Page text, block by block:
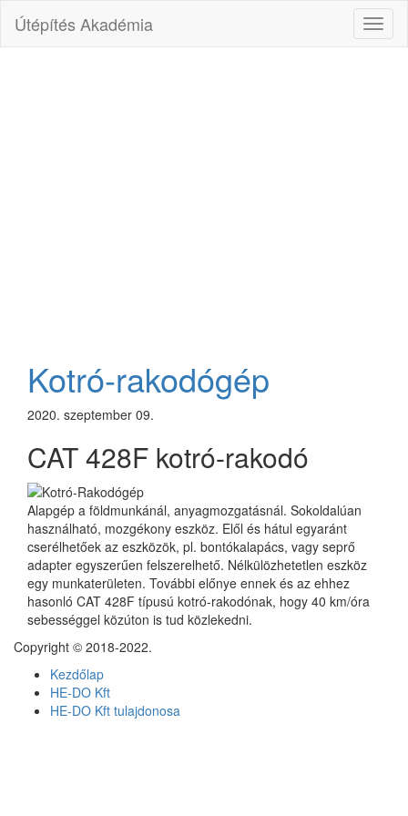
Útépítés Akadémia
Kotró-rakodógép
2020. szeptember 09.
CAT 428F kotró-rakodó
Alapgép a földmunkánál, anyagmozgatásnál. Sokoldalúan
használható, mozgékony eszköz. Elől és hátul egyaránt
cserélhetőek az eszközök, pl. bontókalapács, vagy seprő
adapter egyszerűen felszerelhető. Nélkülözhetetlen eszköz
egy munkaterületen. További előnye ennek és az ehhez
hasonló CAT 428F típusú kotró-rakodónak, hogy 40 km/óra
sebességgel közúton is tud közlekedni.
Copyright © 2018-2022.
Kezdőlap
HE-DO Kft
HE-DO Kft tulajdonosa